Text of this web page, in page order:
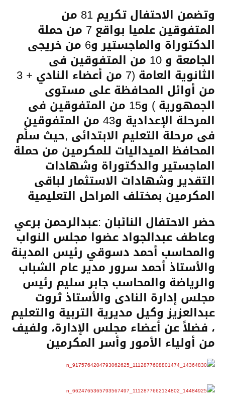
وتضمن الاحتفال تكريم 81 من
المتفوقين علميا بواقع 7 من حملة
ا لدكتوراة والماجستير و6 من خريجى
الجامعة و 10 من المتفوقين فى
الثانوية العامة (7 من أعضاء النادي + 3
من أوائل المحافظة على مستوى
الجمهورية ) و15 من المتفوقين فى
المرحلة الإعدادية و43 من المتفوقين
فى مرحلة التعليم الابتدائى ,حيث سلًم
المحافظ الميداليات للمكرمين من حملة
الماجستير والدكتوراة وشهادات
التقدير وشهادات الاستثمار لباقى
المكرمين بمختلف المراحل التعليمية
حضر الاحتفال النائبان :عبدالرحمن برعي
وعاطف عبدالجواد عضوا مجلس النواب
والمحاسب أحمد دسوقي رئيس المدينة
والأستاذ أحمد سرور مدير عام الشباب
والرياضة والمحاسب جابر سليم رئيس
مجلس إدارة النادى والأستاذ ثروت
عبدالعزيز وكيل مديرية التربية والتعليم
، فضلاً عن أعضاء مجلس الإدارة، ولفيف
من أولياء الأمور وأسر المكرمين